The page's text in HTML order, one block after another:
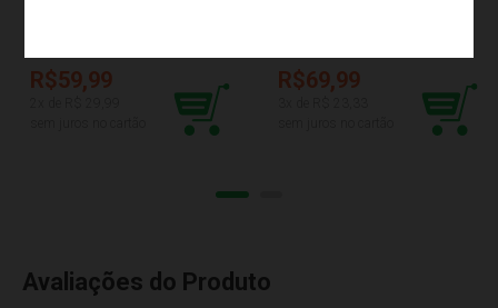
NUMEROS BUBA 10738
R$59,99
CORUJA BUBA 13779
R$69,99
Avaliações do Produto